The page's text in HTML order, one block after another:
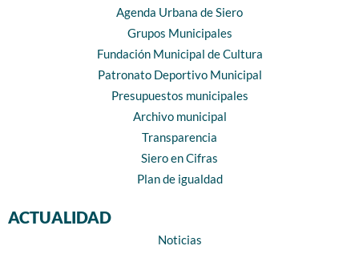
Agenda Urbana de Siero
Grupos Municipales
Fundación Municipal de Cultura
Patronato Deportivo Municipal
Presupuestos municipales
Archivo municipal
Transparencia
Siero en Cifras
Plan de igualdad
ACTUALIDAD
Noticias